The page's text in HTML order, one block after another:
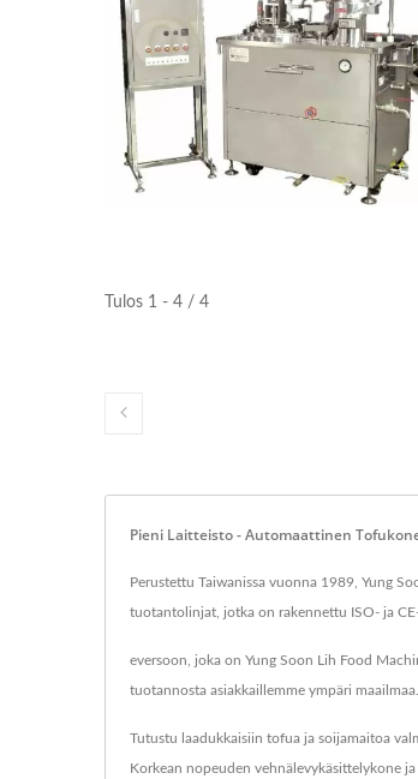
Tulos 1 - 4 / 4
Pieni Laitteisto - Automaattinen
Perustettu Taiwanissa vuonna 1989, Yung
tuotantolinjat, jotka on rakennettu ISO- ja
eversoon, joka on Yung Soon Lih Food
tuotannosta asiakkaillemme ympäri
Tutustu laadukkaisiin tofua ja soijamaitoa
Korkean nopeuden vehnälevykäsittelykone ja